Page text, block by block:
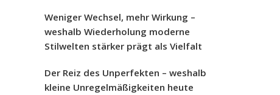
Weniger Wechsel, mehr Wirkung –
weshalb Wiederholung moderne
Stilwelten stärker prägt als Vielfalt
Der Reiz des Unperfekten – weshalb
kleine Unregelmäßigkeiten heute